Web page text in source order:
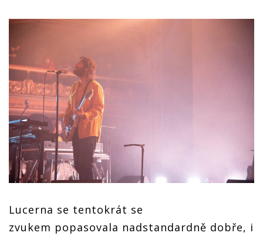
Lucerna se tentokrát se
zvukem popasovala nadstandardně dobře, i